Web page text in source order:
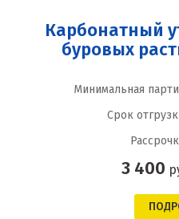
Карбонатный
буровых
Минимальная
Срок
3 400